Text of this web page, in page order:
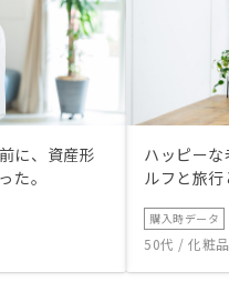
に、資産形
た。
ハッピー
ルフと旅
購入時データ
50代 / 化粧